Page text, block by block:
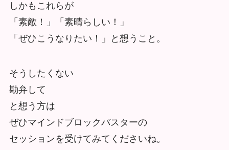
しかもこれらが
「素敵！」「素晴らしい！」
「ぜひこうなりたい！」と想うこと。
そうしたくない
勘弁して
と想う方は
ぜひマインドブロックバスターの
セッションを受けてみてくださいね。